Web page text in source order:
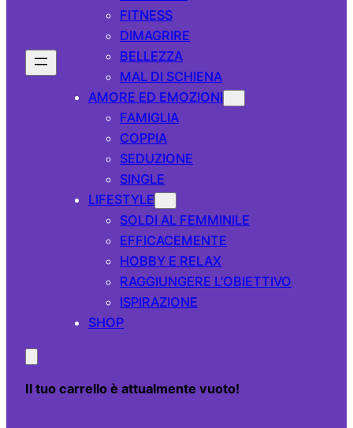
FITNESS
DIMAGRIRE
BELLEZZA
MAL DI SCHIENA
AMORE ED EMOZIONI
FAMIGLIA
COPPIA
SEDUZIONE
SINGLE
LIFESTYLE
SOLDI AL FEMMINILE
EFFICACEMENTE
HOBBY E RELAX
RAGGIUNGERE L’OBIETTIVO
ISPIRAZIONE
SHOP
Il tuo carrello è attualmente vuoto!